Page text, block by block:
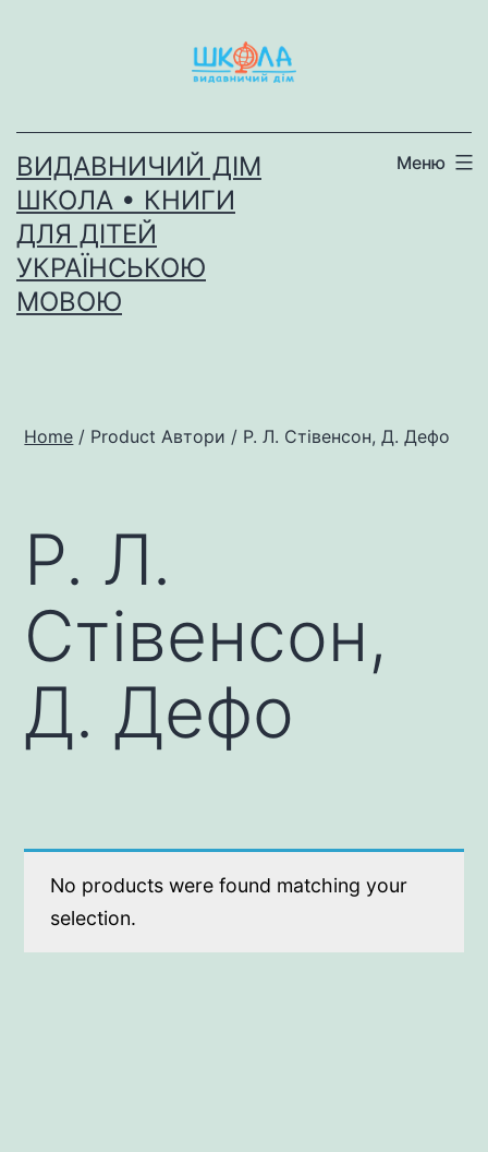
ВИДАВНИЧИЙ ДІМ
ШКОЛА • КНИГИ
ДЛЯ ДІТЕЙ
УКРАЇНСЬКОЮ
МОВОЮ
Меню
Home / Product Автори / Р. Л. Стівенсон, Д. Дефо
Р. Л.
Стівенсон,
Д. Дефо
No products were found matching your
selection.